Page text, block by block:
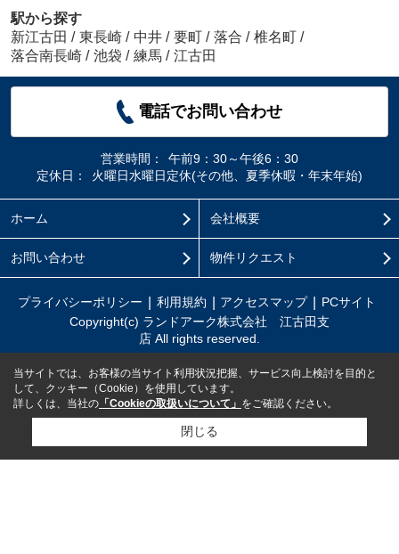
駅から探す
新江古田 / 東長崎 / 中井 / 要町 / 落合 / 椎名町 /
落合南長崎 / 池袋 / 練馬 / 江古田
電話でお問い合わせ
営業時間：
午前9：30～午後6：30
定休日：
火曜日水曜日定休(その他、夏季休暇・年末年始)
ホーム 会社概要
お問い合わせ 物件リクエスト
プライバシーポリシー 利用規約 アクセスマップ
PCサイト
Copyright(c) ランドアーク株式会社 江古田支
店 All rights reserved.
当サイトでは、お客様の当サイト利用状況把握、サービス向上検討を目的と
して、クッキー（Cookie）を使用しています。
詳しくは、当社の 「Cookieの取扱いについて」 をご確認ください。
閉じる